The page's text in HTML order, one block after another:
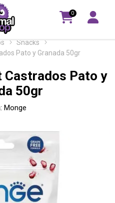
0
Snacks
Pato y Granada 50gr
Castrados Pato y
50gr
Monge